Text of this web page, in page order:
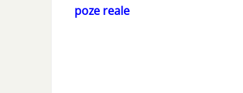
poze reale